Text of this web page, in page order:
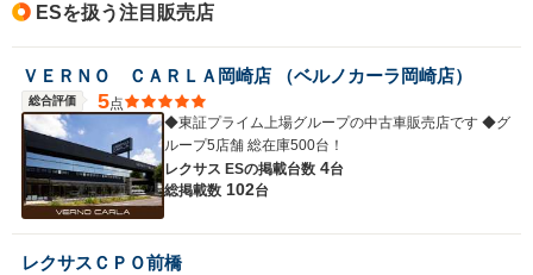
ESを扱う注目販売店
ＶＥＲＮＯ ＣＡＲＬＡ岡崎店 （ベルノカーラ岡崎店）
総合評価 5点
◆東証プライム上場グループの中古車販売店です ◆グ
ループ5店舗 総在庫500台！
レクサス ESの掲載台数 4台
総掲載数 102台
レクサスＣＰＯ前橋